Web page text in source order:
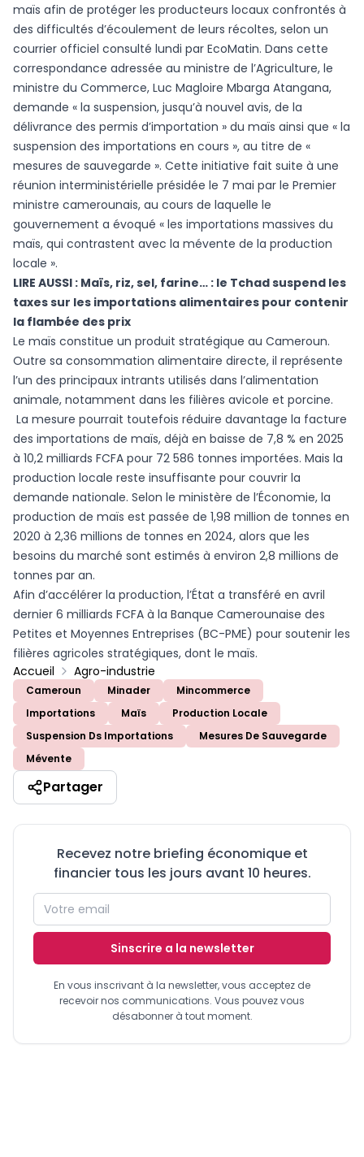
maïs afin de protéger les producteurs locaux confrontés à
des difficultés d’écoulement de leurs récoltes, selon un
courrier officiel consulté lundi par EcoMatin. Dans cette
correspondance adressée au ministre de l’Agriculture, le
ministre du Commerce, Luc Magloire Mbarga Atangana,
demande « la suspension, jusqu’à nouvel avis, de la
délivrance des permis d’importation » du maïs ainsi que « la
suspension des importations en cours », au titre de «
mesures de sauvegarde ». Cette initiative fait suite à une
réunion interministérielle présidée le 7 mai par le Premier
ministre camerounais, au cours de laquelle le
gouvernement a évoqué « les importations massives du
maïs, qui contrastent avec la mévente de la production
locale ».
LIRE AUSSI : Maïs, riz, sel, farine… : le Tchad suspend les
taxes sur les importations alimentaires pour contenir
la flambée des prix
Le maïs constitue un produit stratégique au Cameroun.
Outre sa consommation alimentaire directe, il représente
l’un des principaux intrants utilisés dans l’alimentation
animale, notamment dans les filières avicole et porcine.
La mesure pourrait toutefois réduire davantage la facture
des importations de maïs, déjà en baisse de 7,8 % en 2025
à 10,2 milliards FCFA pour 72 586 tonnes importées. Mais la
production locale reste insuffisante pour couvrir la
demande nationale. Selon le ministère de l’Économie, la
production de maïs est passée de 1,98 million de tonnes en
2020 à 2,36 millions de tonnes en 2024, alors que les
besoins du marché sont estimés à environ 2,8 millions de
tonnes par an.
Afin d’accélérer la production, l’État a transféré en avril
dernier 6 milliards FCFA à la Banque Camerounaise des
Petites et Moyennes Entreprises (BC-PME) pour soutenir les
filières agricoles stratégiques, dont le maïs.
Accueil
Agro-industrie
Cameroun Minader
Mincommerce
Importations
Maïs
Production Locale
Suspension Ds Importations
Mesures De Sauvegarde
Mévente
Partager
Recevez notre briefing économique et
financier tous les jours avant 10 heures.
Sinscrire a la newsletter
En vous inscrivant à la newsletter, vous acceptez de
recevoir nos communications. Vous pouvez vous
désabonner à tout moment.